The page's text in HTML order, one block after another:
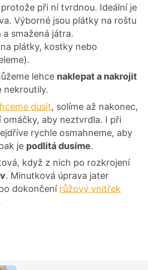
při ní tvrdnou. Ideální je
Výborné jsou plátky na roštu
smažená játra.
plátky, kostky nebo
lehce naklepat a nakrojit
nekroutily.
dusit, solíme až nakonec,
omáčky, aby neztvrdla. I při
rychle osmahneme, aby
je podlitá dusíme.
když z nich po rozkrojení
. Minutková úprava jater
dokončení růžový vnitřek